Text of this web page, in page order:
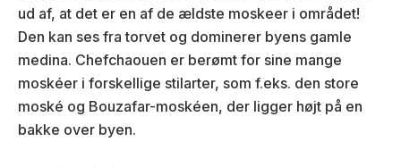
ud af, at det er en af de ældste moskeer i området!
Den kan ses fra torvet og dominerer byens gamle
medina. Chefchaouen er berømt for sine mange
moskéer i forskellige stilarter, som f.eks. den store
moské og Bouzafar-moskéen, der ligger højt på en
bakke over byen.